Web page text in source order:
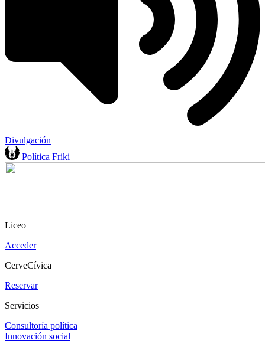
Divulgación
Política Friki
Liceo
Acceder
CerveCívica
Reservar
Servicios
Consultoría política
Innovación social